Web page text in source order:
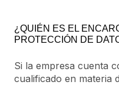
¿QUIÉN ES EL
PROTECCIÓN DE
Si la empresa cuenta
cualificado en materia